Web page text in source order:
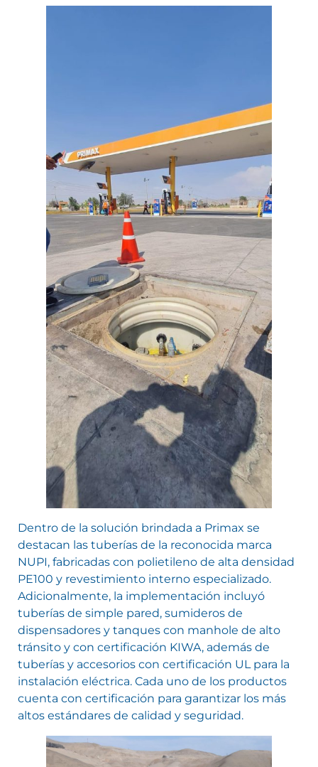
Dentro de la solución brindada a Primax se
destacan las tuberías de la reconocida marca
NUPI, fabricadas con polietileno de alta densidad
PE100 y revestimiento interno especializado.
Adicionalmente, la implementación incluyó
tuberías de simple pared, sumideros de
dispensadores y tanques con manhole de alto
tránsito y con certificación KIWA, además de
tuberías y accesorios con certificación UL para la
instalación eléctrica. Cada uno de los productos
cuenta con certificación para garantizar los más
altos estándares de calidad y seguridad.